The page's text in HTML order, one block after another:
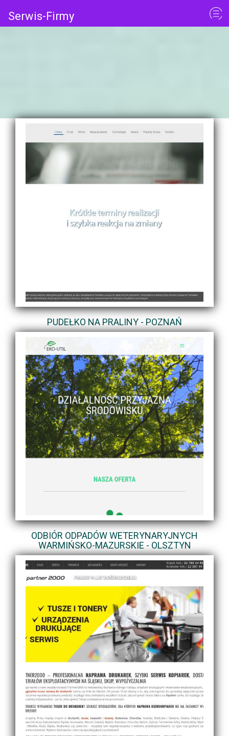
Serwis-Firmy
PUDEŁKO NA PRALINY - POZNAŃ
ODBIÓR ODPADÓW WETERYNARYJNYCH
WARMIŃSKO-MAZURSKIE - OLSZTYN